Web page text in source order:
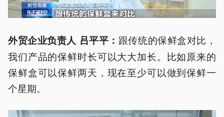
外贸企业负责人 吕平平： 跟传统的保鲜盒对比，
我们产品的保鲜时长可以大大加长。比如原来的
保鲜盒可以保鲜两天，现在至少可以做到保鲜一
个星期。